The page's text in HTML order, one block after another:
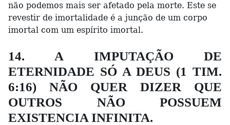
não podemos mais ser afetado pela morte. Este se
revestir de imortalidade é a junção de um corpo
imortal com um espírito imortal.
14. A IMPUTAÇÃO DE
ETERNIDADE SÓ A DEUS (1 TIM.
6:16) NÃO QUER DIZER QUE
OUTROS NÃO POSSUEM
EXISTENCIA INFINITA.